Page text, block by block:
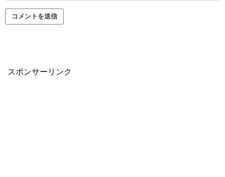
スポンサーリンク